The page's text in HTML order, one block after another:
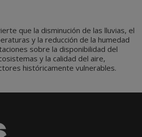
que la disminución de las lluvias, el
y la reducción de la humedad
sobre la disponibilidad del
y la calidad del aire,
históricamente vulnerables.